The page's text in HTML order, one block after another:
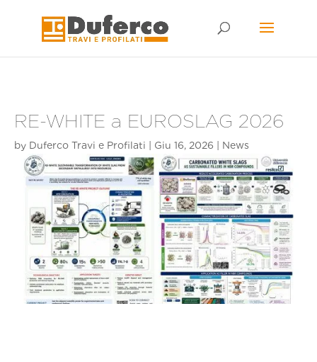
RE-WHITE a EUROSLAG 2026
by Duferco Travi e Profilati Giu 16, 2026 News